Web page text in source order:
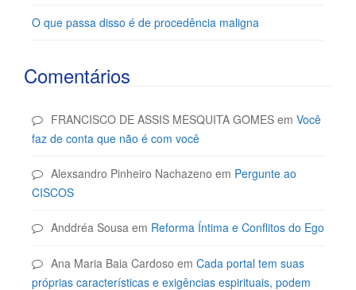
O que passa disso é de procedência maligna
Comentários
FRANCISCO DE ASSIS MESQUITA GOMES em Você
faz de conta que não é com você
Alexsandro Pinheiro Nachazeno em Pergunte ao
CISCOS
Anddréa Sousa em Reforma Íntima e Conflitos do Ego
Ana Maria Baia Cardoso em Cada portal tem suas
próprias características e exigências espirituais, podem